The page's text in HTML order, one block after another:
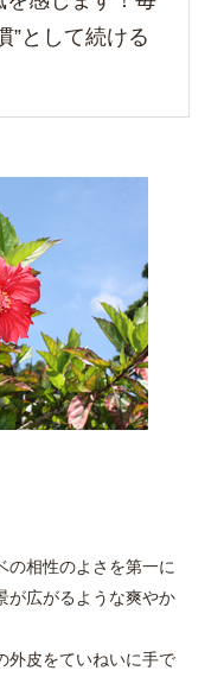
”として続ける
の相性のよさを第一に
が広がるような爽やか
外皮をていねいに手で